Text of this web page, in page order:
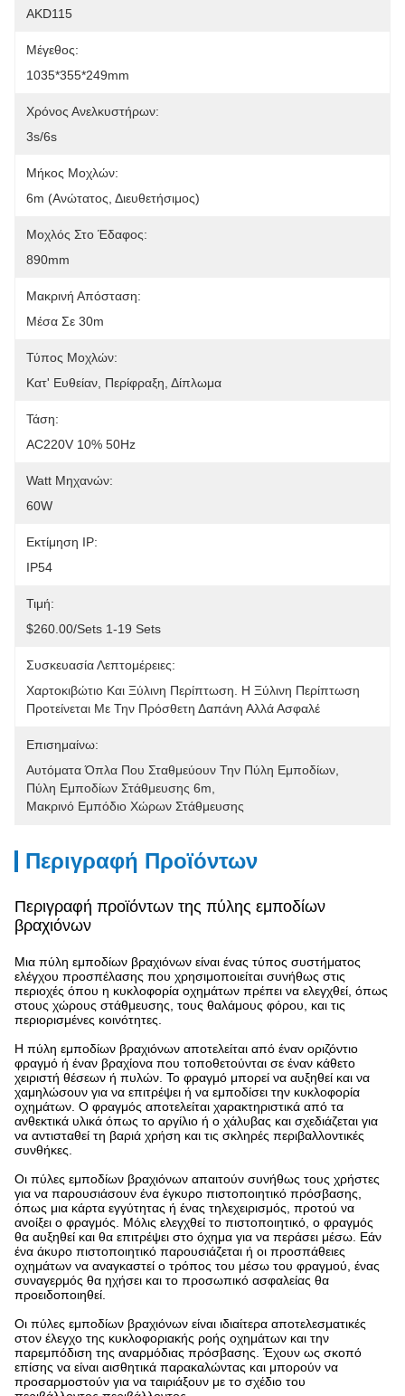
AKD115
Μέγεθος:
1035*355*249mm
Χρόνος Ανελκυστήρων:
3s/6s
Μήκος Μοχλών:
6m (ανώτατος, Διευθετήσιμος)
Μοχλός Στο Έδαφος:
890mm
Μακρινή Απόσταση:
Μέσα Σε 30m
Τύπος Μοχλών:
Κατ' Ευθείαν, Περίφραξη, Δίπλωμα
Τάση:
AC220V 10% 50Hz
Watt Μηχανών:
60W
Εκτίμηση IP:
IP54
Τιμή:
$260.00/sets 1-19 Sets
Συσκευασία Λεπτομέρειες:
Χαρτοκιβώτιο Και Ξύλινη Περίπτωση. Η Ξύλινη Περίπτωση
Προτείνεται Με Την Πρόσθετη Δαπάνη Αλλά Ασφαλέ
Επισημαίνω:
Αυτόματα Όπλα Που Σταθμεύουν Την Πύλη Εμποδίων
Πύλη Εμποδίων Στάθμευσης 6m
Μακρινό Εμπόδιο Χώρων Στάθμευσης
Περιγραφή Προϊόντων
Περιγραφή προϊόντων της πύλης εμποδίων
βραχιόνων
Μια πύλη εμποδίων βραχιόνων είναι ένας τύπος συστήματος
ελέγχου προσπέλασης που χρησιμοποιείται συνήθως στις
περιοχές όπου η κυκλοφορία οχημάτων πρέπει να ελεγχθεί, όπως
στους χώρους στάθμευσης, τους θαλάμους φόρου, και τις
περιορισμένες κοινότητες.
Η πύλη εμποδίων βραχιόνων αποτελείται από έναν οριζόντιο
φραγμό ή έναν βραχίονα που τοποθετούνται σε έναν κάθετο
χειριστή θέσεων ή πυλών. Το φραγμό μπορεί να αυξηθεί και να
χαμηλώσουν για να επιτρέψει ή να εμποδίσει την κυκλοφορία
οχημάτων. Ο φραγμός αποτελείται χαρακτηριστικά από τα
ανθεκτικά υλικά όπως το αργίλιο ή ο χάλυβας και σχεδιάζεται για
να αντισταθεί τη βαριά χρήση και τις σκληρές περιβαλλοντικές
συνθήκες.
Οι πύλες εμποδίων βραχιόνων απαιτούν συνήθως τους χρήστες
για να παρουσιάσουν ένα έγκυρο πιστοποιητικό πρόσβασης,
όπως μια κάρτα εγγύτητας ή ένας τηλεχειρισμός, προτού να
ανοίξει ο φραγμός. Μόλις ελεγχθεί το πιστοποιητικό, ο φραγμός
θα αυξηθεί και θα επιτρέψει στο όχημα για να περάσει μέσω. Εάν
ένα άκυρο πιστοποιητικό παρουσιάζεται ή οι προσπάθειες
οχημάτων να αναγκαστεί ο τρόπος του μέσω του φραγμού, ένας
συναγερμός θα ηχήσει και το προσωπικό ασφαλείας θα
προειδοποιηθεί.
Οι πύλες εμποδίων βραχιόνων είναι ιδιαίτερα αποτελεσματικές
στον έλεγχο της κυκλοφοριακής ροής οχημάτων και την
παρεμπόδιση της αναρμόδιας πρόσβασης. Έχουν ως σκοπό
επίσης να είναι αισθητικά παρακαλώντας και μπορούν να
προσαρμοστούν για να ταιριάξουν με το σχέδιο του